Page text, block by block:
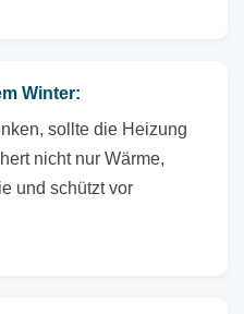
Winter:
sollte die Heizung
nicht nur Wärme,
und schützt vor